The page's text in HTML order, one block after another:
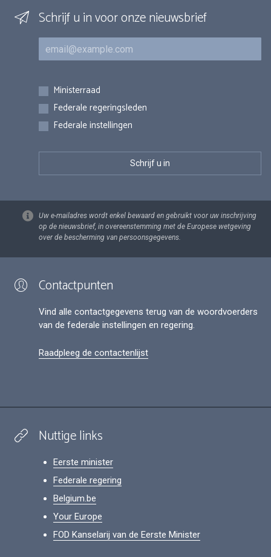
Schrijf u in voor onze nieuwsbrief
E-mail
Inschrijvingen
Ministerraad
Federale regeringsleden
Federale instellingen
Uw e-mailadres wordt enkel bewaard en gebruikt voor uw inschrijving
op de nieuwsbrief, in overeenstemming met de Europese wetgeving
over de bescherming van persoonsgegevens.
Contactpunten
Vind alle contactgegevens terug van de woordvoerders
van de federale instellingen en regering.
Raadpleeg de contactenlijst
Nuttige links
Eerste minister
Federale regering
Belgium.be
Your Europe
FOD Kanselarij van de Eerste Minister